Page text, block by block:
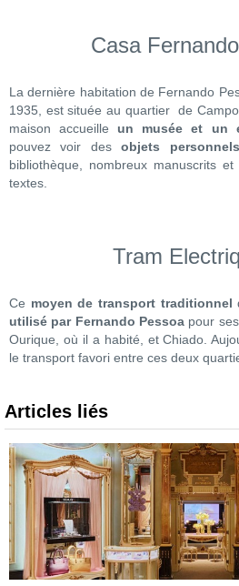
Casa
La dernière habitation de Fernando
1935, est située au quartier de
maison accueille un musée et un
pouvez voir desobjets
bibliothèque, nombreux manuscrits
textes.
Tram
Ce moyen de transport traditionnel
utilisé par Fernando Pessoa pour
Ourique, où il a habité, et Chiado.
le transport favori entre ces deux
Articles liés